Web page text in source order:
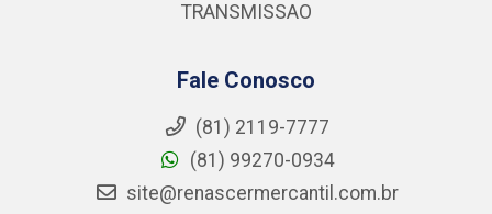
TRANSMISSAO
Fale Conosco
(81) 2119-7777
(81) 99270-0934
site@renascermercantil.com.br